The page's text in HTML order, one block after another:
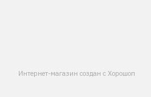
Интернет-магазин создан с Хорошоп